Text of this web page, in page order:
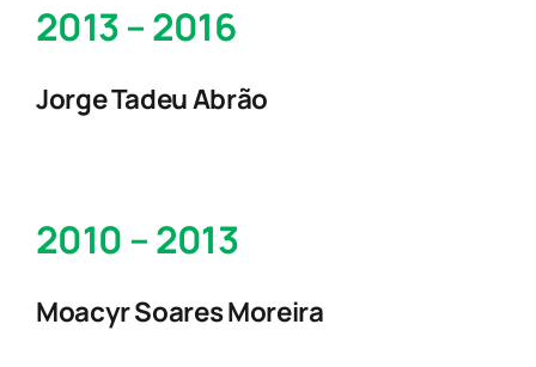
2013 – 2016
Jorge Tadeu Abrão
2010 – 2013
Moacyr Soares Moreira